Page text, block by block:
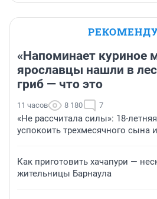
«Напоминает куриное
ярославцы нашли в
гриб — что это
11 часов 8 180 7
«Не рассчитала силы»: 18-
успокоить трехмесячного сына
Как приготовить хачапури —
жительницы Барнаула